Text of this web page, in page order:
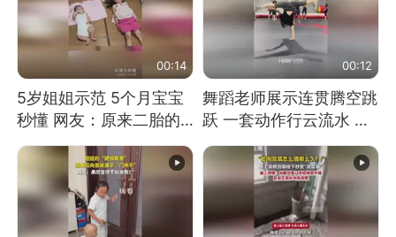
00:14
5岁姐姐示范 5个月宝宝
秒懂 网友：原来二胎的
快乐长这样
00:12
舞蹈老师展示连贯腾空跳
跃 一套动作行云流水 节
奏感拉满 网友：怎么做
到又舞又武的？